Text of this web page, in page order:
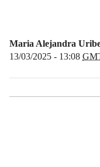
Maria Alejandra
13/03/2025 - 13:08